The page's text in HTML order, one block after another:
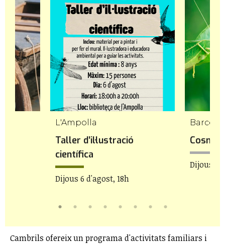
L'Ampolla
Taller d’il·lustració
científica
Dijous 6 d'agost, 18h
Dijous 6
Cambrils ofereix un programa d'activitats familiars i